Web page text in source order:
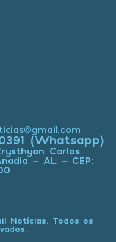
(Whatsapp)
Carlos
- AL - CEP:
Notícias. Todos os